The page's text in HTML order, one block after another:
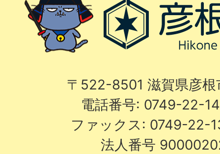
〒522-8501 滋賀県彦
電話番号: 0749-22-
ファックス: 0749-22-
法人番号